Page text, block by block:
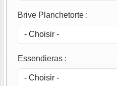
Brive Planchetorte :
Essendieras :